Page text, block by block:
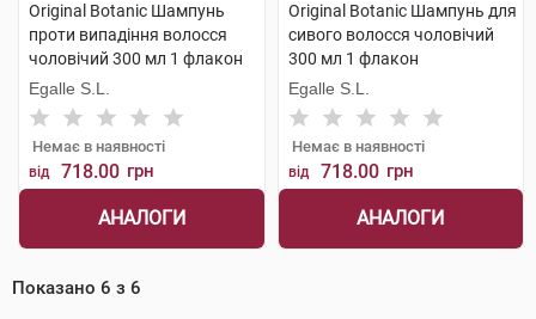
Original Botanic Шампунь
проти випадіння волосся
чоловічий 300 мл 1 флакон
Egalle S.L.
Немає в наявності
від 718.00 грн
АНАЛОГИ
Original Botanic Шампунь для
сивого волосся чоловічий
300 мл 1 флакон
Egalle S.L.
Немає в наявності
від 718.00 грн
АНАЛОГИ
Показано 6 з 6